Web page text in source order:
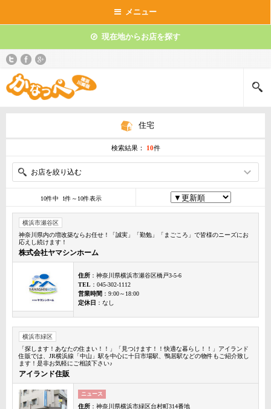
メニュー
現在地からお店を探す
住宅
検索結果： 10件
お店を絞り込む
10件中 1件～10件表示
横浜市瀬谷区
神奈川県内の増改築ならお任せ！「誠実」「勤勉」「まごころ」で皆様のニーズにお
応えし続けます！
株式会社ヤマシンホーム
住所 ：神奈川県横浜市瀬谷区橋戸3-5-6
TEL ：045-302-1112
営業時間 ：9:00～18:00
定休日 ：なし
横浜市緑区
「探します！あなたの住まい！！」「見つけます！！快適な暮らし！！」アイランド
住販では、JR横浜線「中山」駅を中心に十日市場駅、鴨居駅などの物件もご紹介致し
ます！是非お気軽にご相談下さい♪
アイランド住販
ニュース
住所 ：神奈川県横浜市緑区台村町314番地